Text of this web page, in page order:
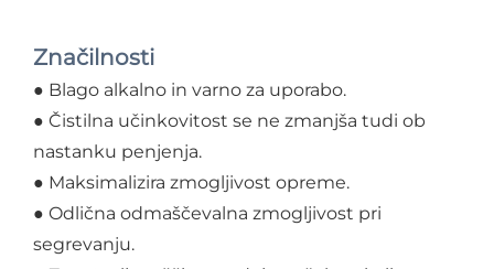
Značilnosti
● Blago alkalno in varno za uporabo.
● Čistilna učinkovitost se ne zmanjša tudi ob
nastanku penjenja.
● Maksimalizira zmogljivost opreme.
● Odlična odmaščevalna zmogljivost pri
segrevanju.